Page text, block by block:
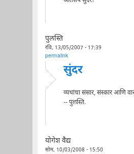
पुलस्ति
रवि, 13/05/2007 - 17:39
permalink
सुंदर
व्यथांचा संसार, संस्कार आणि
-- पुलस्ति.
योगेश वैद्य
सोम, 10/03/2008 - 15:50